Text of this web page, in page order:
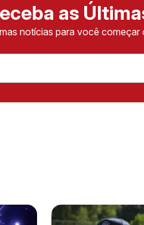
as
notícias para você começar